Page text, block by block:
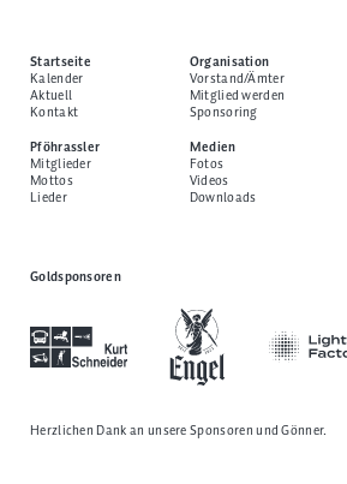
Startseite
Kalender
Aktuell
Kontakt
Pföhrassler
Mitglieder
Mottos
Lieder
Organisation
Vorstand/Ämter
Mitglied werden
Sponsoring
Medien
Fotos
Videos
Downloads
Goldsponsoren
Herzlichen Dank an unsereSponsoren und Gönner.